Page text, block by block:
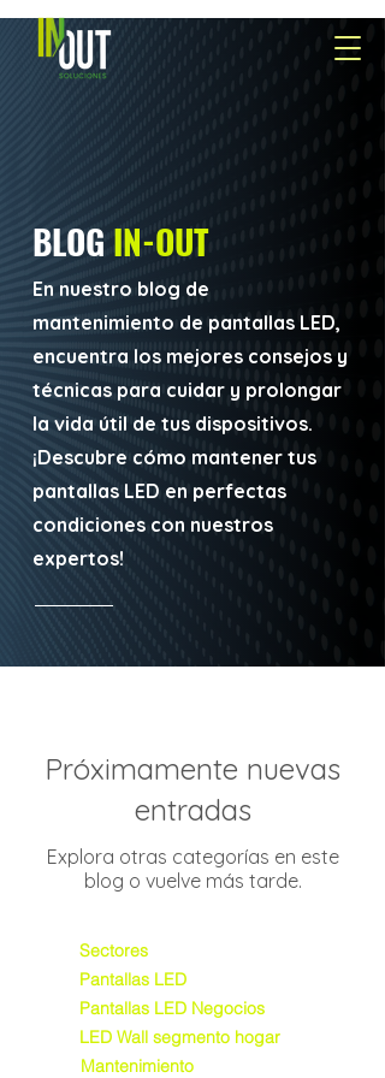
BLOG IN-OUT
En nuestro blog de
mantenimiento de pantallas LED,
encuentra los mejores consejos y
técnicas para cuidar y prolongar
la vida útil de tus dispositivos.
¡Descubre cómo mantener tus
pantallas LED en perfectas
condiciones con nuestros
expertos!
Próximamente nuevas
entradas
Explora otras categorías en este
blog o vuelve más tarde.
Sectores
Pantallas LED
Pantallas LED Negocios
LED Wall segmento hogar
Mantenimiento